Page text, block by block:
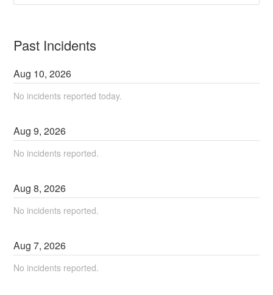
Past Incidents
Aug 10,2026
No incidents reported today.
Aug9,2026
No incidents reported.
Aug8,2026
No incidents reported.
Aug7,2026
No incidents reported.